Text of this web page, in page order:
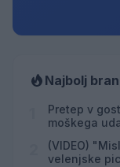
Najbolj
Pretep v
moškega
(VIDEO)
velenjske